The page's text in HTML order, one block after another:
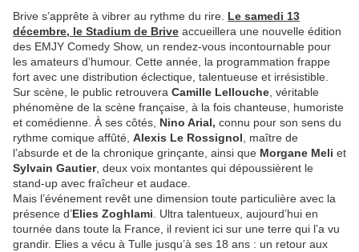
Brive s’apprête à vibrer au rythme du rire. Le samedi 13
décembre, le Stadium de Brive accueillera une nouvelle édition
des EMJY Comedy Show, un rendez-vous incontournable pour
les amateurs d’humour. Cette année, la programmation frappe
fort avec une distribution éclectique, talentueuse et irrésistible.
Sur scène, le public retrouvera Camille Lellouche , véritable
phénomène de la scène française, à la fois chanteuse, humoriste
et comédienne. À ses côtés, Nino Arial, connu pour son sens du
rythme comique affûté, Alexis Le Rossignol , maître de
l’absurde et de la chronique grinçante, ainsi que Morgane Meli et
Sylvain Gautier, deux voix montantes qui dépoussièrent le
stand-up avec fraîcheur et audace.
Mais l’événement revêt une dimension toute particulière avec la
présence d’Elies Zoghlami . Ultra talentueux, aujourd’hui en
tournée dans toute la France, il revient ici sur une terre qui l’a vu
grandir. Elies a vécu à Tulle jusqu’à ses 18 ans : un retour aux